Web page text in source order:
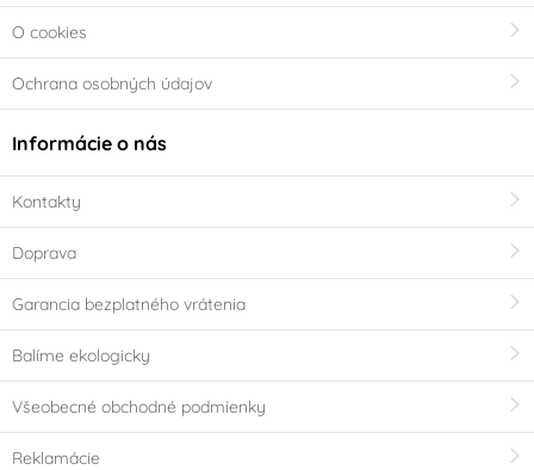
O cookies
Ochrana osobných údajov
Informácie o nás
Kontakty
Doprava
Garancia bezplatného vrátenia
Balíme ekologicky
Všeobecné obchodné podmienky
Reklamácie